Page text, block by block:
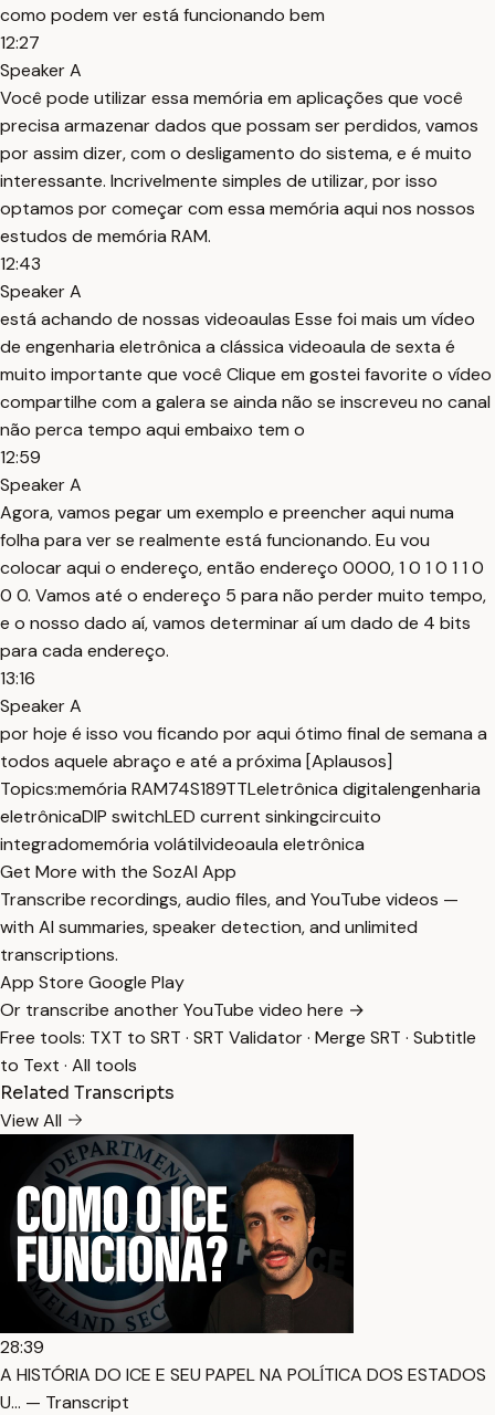
como podem ver está funcionando bem
12:27
Speaker A
Você pode utilizar essa memória em aplicações que você
precisa armazenar dados que possam ser perdidos, vamos
por assim dizer, com o desligamento do sistema, e é muito
interessante. Incrivelmente simples de utilizar, por isso
optamos por começar com essa memória aqui nos nossos
estudos de memória RAM.
12:43
Speaker A
está achando de nossas videoaulas Esse foi mais um vídeo
de engenharia eletrônica a clássica videoaula de sexta é
muito importante que você Clique em gostei favorite o vídeo
compartilhe com a galera se ainda não se inscreveu no canal
não perca tempo aqui embaixo tem o
12:59
Speaker A
Agora, vamos pegar um exemplo e preencher aqui numa
folha para ver se realmente está funcionando. Eu vou
colocar aqui o endereço, então endereço 0000, 1 0 1 0 1 1 0
0 0. Vamos até o endereço 5 para não perder muito tempo,
e o nosso dado aí, vamos determinar aí um dado de 4 bits
para cada endereço.
13:16
Speaker A
por hoje é isso vou ficando por aqui ótimo final de semana a
todos aquele abraço e até a próxima [Aplausos]
Topics:memória RAM74S189TTLeletrônica digitalengenharia
eletrônicaDIP switchLED current sinkingcircuito
integradomemória volátilvideoaula eletrônica
Get More with the SozAI App
Transcribe recordings, audio files, and YouTube videos —
with AI summaries, speaker detection, and unlimited
transcriptions.
App Store Google Play
Or transcribe another YouTube video here →
Free tools: TXT to SRT · SRT Validator· Merge SRT · Subtitle
to Text · All tools
Related Transcripts
View All
28:39
A HISTÓRIA DO ICE E SEU PAPEL NA POLÍTICA DOS ESTADOS
U… — Transcript